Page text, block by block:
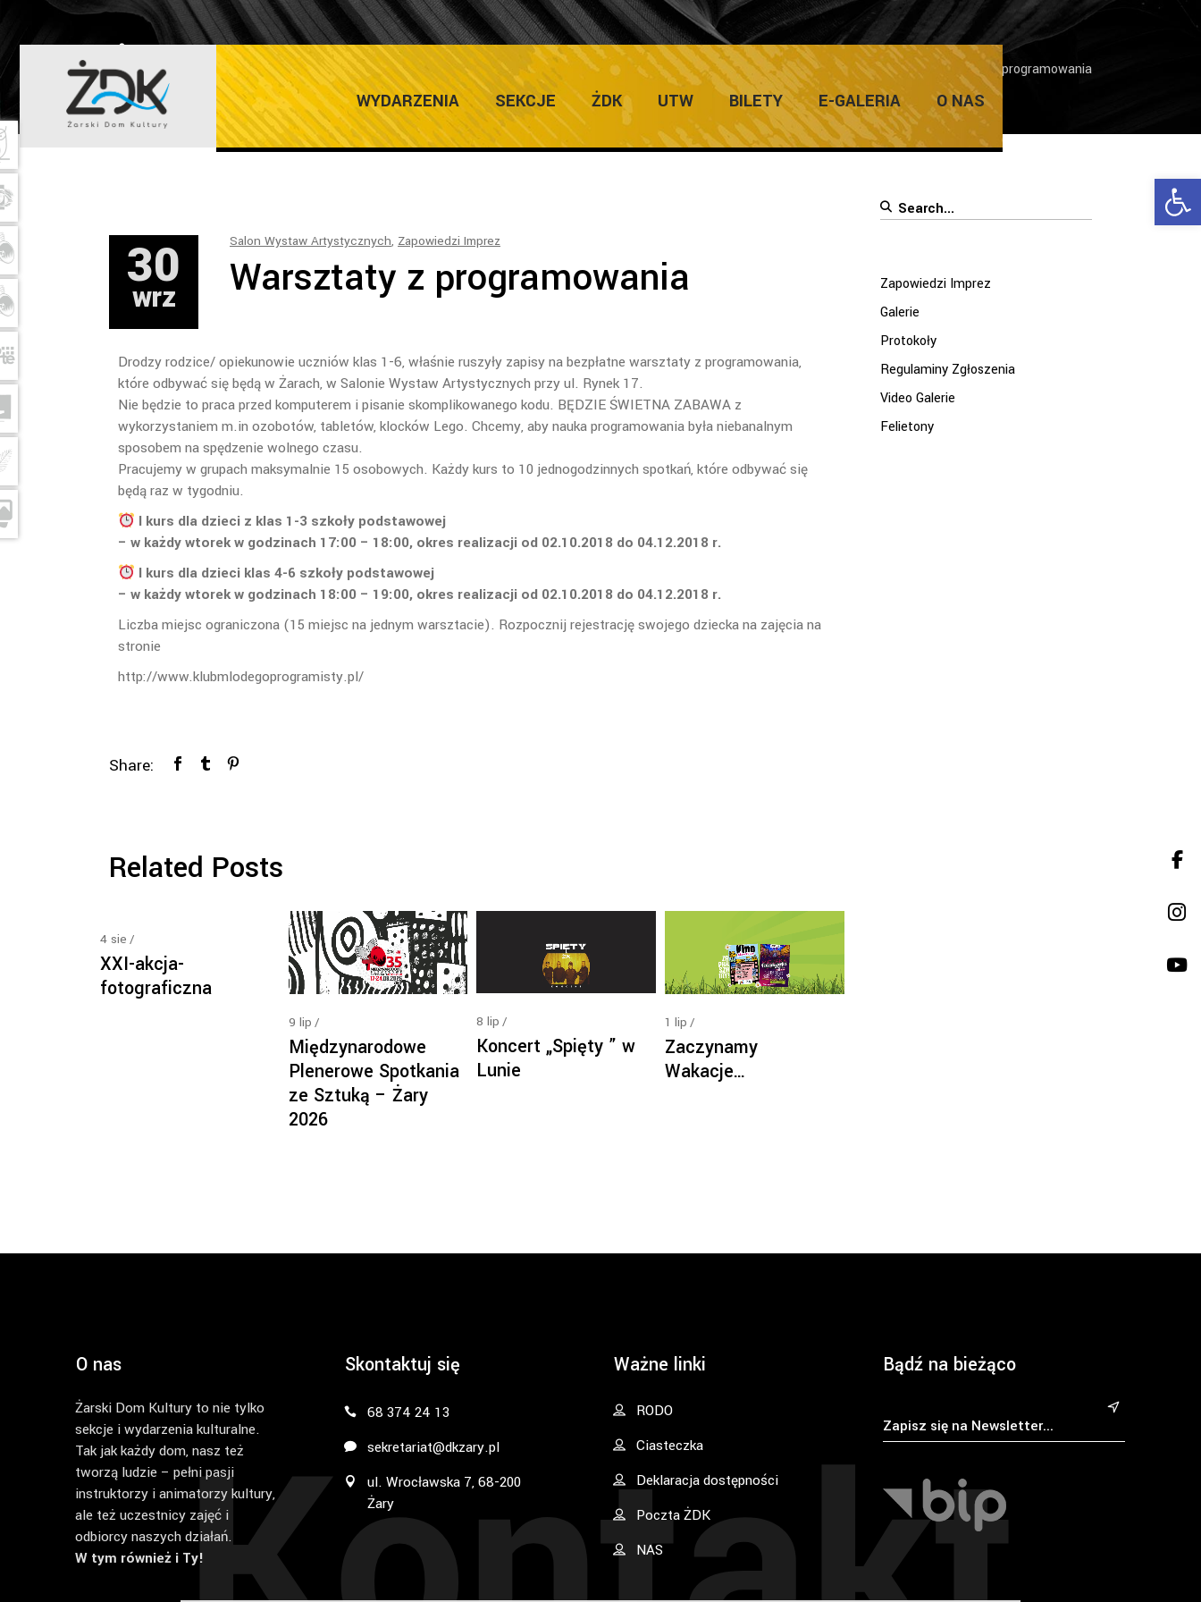
WYDARZENIA SEKCJE ŻDK UTW BILETY E-GALERIA O NAS
ŻARSKI DOM KULTURY Home/Salon Wystaw Artystycznych/ Warsztaty z programowania
30
wrz
Salon Wystaw Artystycznych, Zapowiedzi Imprez
Warsztaty z programowania
Drodzy rodzice/ opiekunowie uczniów klas 1-6, właśnie ruszyły zapisy na bezpłatne warsztaty z programowania,
które odbywać się będą w Żarach, w Salonie Wystaw Artystycznych przy ul. Rynek 17.
Nie będzie to praca przed komputerem i pisanie skomplikowanego kodu. BĘDZIE ŚWIETNA ZABAWA z
wykorzystaniem m.in ozobotów, tabletów, klocków Lego. Chcemy, aby nauka programowania była niebanalnym
sposobem na spędzenie wolnego czasu.
Pracujemy w grupach maksymalnie 15 osobowych. Każdy kurs to 10 jednogodzinnych spotkań, które odbywać się
będą raz w tygodniu.
I kurs dla dzieci z klas 1-3 szkoły podstawowej
– w każdy wtorek w godzinach 17:00 – 18:00, okres realizacji od 02.10.2018 do 04.12.2018 r.
I kurs dla dzieci klas 4-6 szkoły podstawowej
– w każdy wtorek w godzinach 18:00 – 19:00, okres realizacji od 02.10.2018 do 04.12.2018 r.
Liczba miejsc ograniczona (15 miejsc na jednym warsztacie). Rozpocznij rejestrację swojego dziecka na zajęcia na
stronie
http://www.klubmlodegoprogramisty.pl/
Share:
Related Posts
4 sie
XXI-akcja-
fotograficzna
9 lip
Międzynarodowe
Plenerowe Spotkania
ze Sztuką – Żary
2026
8 lip
Koncert „Spięty ” w
Lunie
1 lip
Zaczynamy
Wakacje…
Search
Zapowiedzi Imprez
Galerie
Protokoły
Regulaminy Zgłoszenia
Video Galerie
Felietony
O nas
Żarski Dom Kultury to nie tylko
sekcje i wydarzenia kulturalne.
Tak jak każdy dom, nasz też
tworzą ludzie – pełni pasji
instruktorzy i animatorzy kultury,
ale też uczestnicy zajęć i
odbiorcy naszych działań.
W tym również i Ty!
Skontaktuj się
68 374 24 13
sekretariat@dkzary.pl
ul. Wrocławska 7, 68-200
Żary
Ważne linki
RODO
Ciasteczka
Deklaracja dostępności
Poczta ŻDK
NAS
Bądź na bieżąco
&